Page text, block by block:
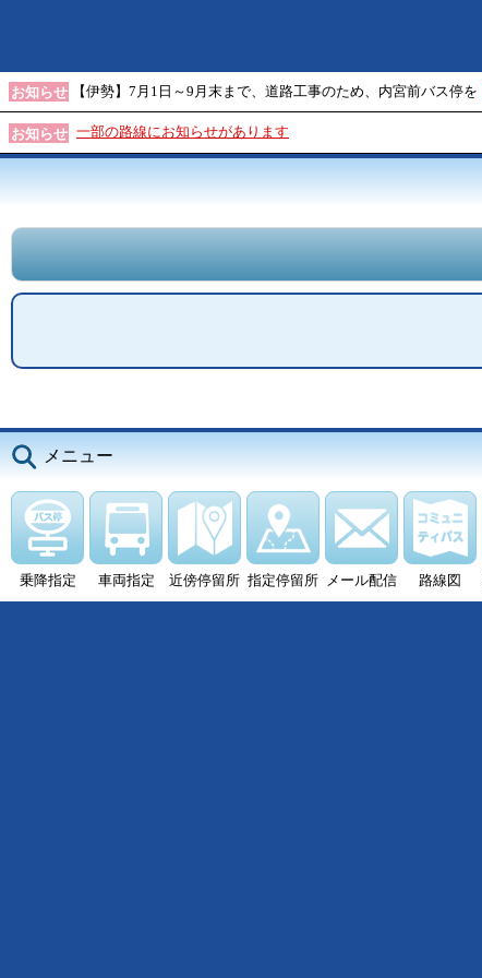
お知らせ 【伊勢】7月1日～9月末まで、道路工事のため、内宮前バス停を
お知らせ 一部の路線にお知らせがあります
メニュー
乗降指定 車両指定 近傍停留所 指定停留所 メール配信 路線図